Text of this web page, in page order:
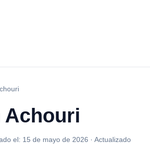
Achouri
el: 15 de mayo de 2026 · Actualizado